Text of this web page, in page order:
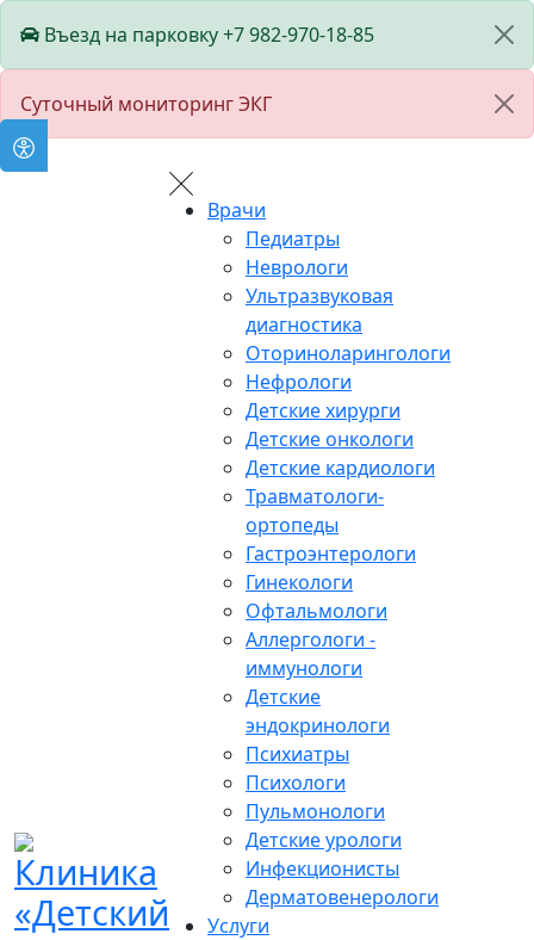
Въезд на парковку +7 982-970-18-85
Суточный мониторинг ЭКГ
Врачи
Педиатры
Неврологи
Ультразвуковая
диагностика
Оториноларингологи
Нефрологи
Детские хирурги
Детские онкологи
Детские кардиологи
Травматологи-
ортопеды
Гастроэнтерологи
Гинекологи
Офтальмологи
Аллергологи -
иммунологи
Детские
эндокринологи
Психиатры
Психологи
Пульмонологи
Детские урологи
Инфекционисты
Дерматовенерологи
Услуги